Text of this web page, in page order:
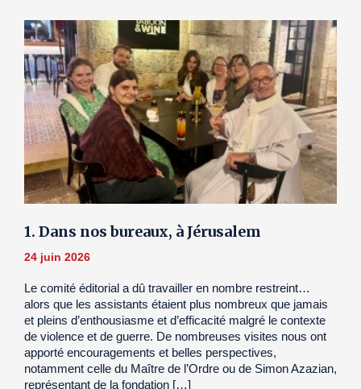
1. Dans nos bureaux, à Jérusalem
24 juin 2026
Le comité éditorial a dû travailler en nombre restreint…
alors que les assistants étaient plus nombreux que jamais
et pleins d’enthousiasme et d’efficacité malgré le contexte
de violence et de guerre. De nombreuses visites nous ont
apporté encouragements et belles perspectives,
notamment celle du Maître de l’Ordre ou de Simon Azazian,
représentant de la fondation […]